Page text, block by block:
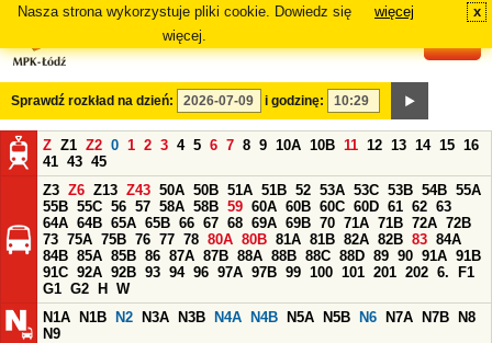
Nasza strona wykorzystuje pliki cookie. Dowiedz się
więcej.
więcej x
Sprawdź rozkład na dzień: i godzinę:
Z Z1 Z2 0 1 2 3 4 5 6 7 8 9 10A 10B 11 12 13 14 15 16
41 43 45
Z3 Z6 Z13 Z43 50A 50B 51A 51B 52 53A 53C 53B 54B 55A
55B 55C 56 57 58A 58B 59 60A 60B 60C 60D 61 62 63
64A 64B 65A 65B 66 67 68 69A 69B 70 71A 71B 72A 72B
73 75A 75B 76 77 78 80A 80B 81A 81B 82A 82B 83 84A
84B 85A 85B 86 87A 87B 88A 88B 88C 88D 89 90 91A 91B
91C 92A 92B 93 94 96 97A 97B 99 100 101 201 202 6.
F1
G1 G2 H
W
N1A
N1B N2 N3A N3B N4A N4B N5A N5B N6 N7A N7B
N8
N9